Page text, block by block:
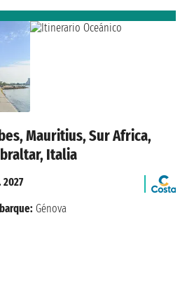
Mauritius, Sur Africa,
Italia
2027
Génova